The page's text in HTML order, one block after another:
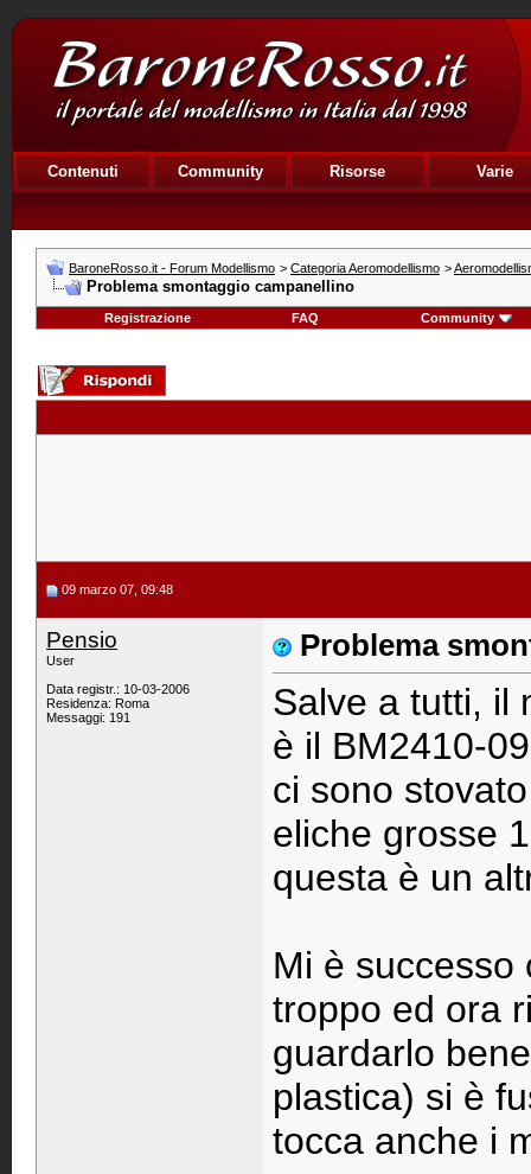
Contenuti Community Risorse Varie
BaroneRosso.it - Forum Modellismo > Categoria Aeromodellismo >
Problema smontaggio campanellino
Registrazione FAQ Community
09 marzo 07, 09:48
Pensio
User
Data registr.: 10-03-2006
Residenza: Roma
Messaggi: 191
Problema
Salve a tutti, il
è il BM2410-
ci sono
eliche grosse
questa è un
Mi è successo
troppo ed ora
guardarlo
plastica) si è
tocca anche i